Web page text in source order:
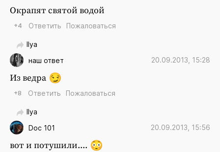
Окрапят святой водой
+4 Ответить Пожаловаться
Ilya
наш ответ
20.09.2013, 15:28
Из ведра
+8 Ответить Пожаловаться
Ilya
Doc 101
20.09.2013, 15:56
вот и потушили....